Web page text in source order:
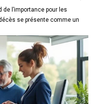
l’importance pour les
se présente comme un